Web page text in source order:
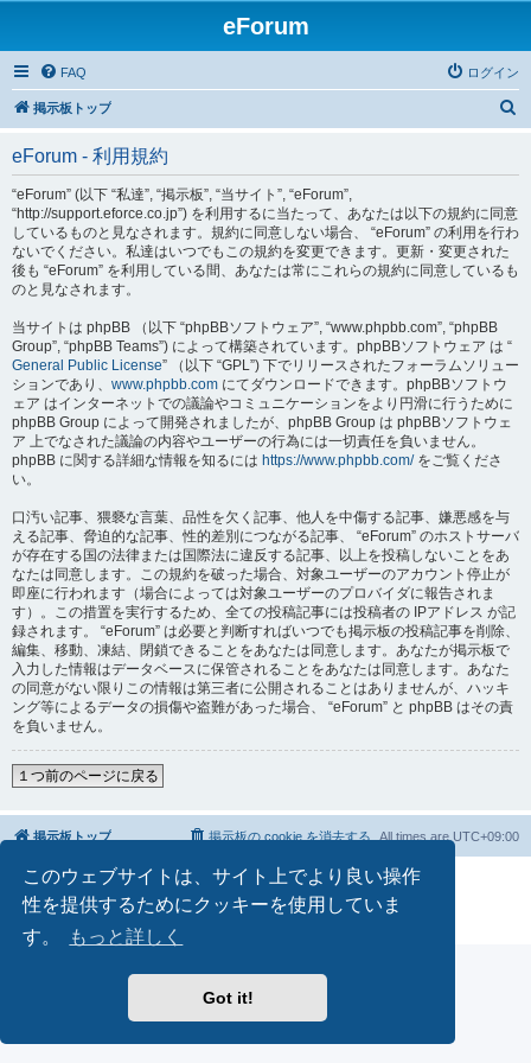
このウェブサイトは、サイト上でより良い操作
性を提供するためにクッキーを使用していま
す。
もっと詳しく
Got it!
eForum
FAQ ログイン
掲示板トップ
eForum - 利用規約
“eForum” (以下 “私達”, “掲示板”, “当サイト”, “eForum”,
“http://support.eforce.co.jp”) を利用するに当たって、あなたは以下の規約に同意
しているものと見なされます。規約に同意しない場合、 “eForum” の利用を行わ
ないでください。私達はいつでもこの規約を変更できます。更新・変更された
後も “eForum” を利用している間、あなたは常にこれらの規約に同意しているも
のと見なされます。
当サイトは phpBB （以下 “phpBBソフトウェア”, “www.phpbb.com”, “phpBB
Group”, “phpBB Teams”) によって構築されています。phpBBソフトウェア は “
General Public License” （以下 “GPL”) 下でリリースされたフォーラムソリュー
ションであり、 www.phpbb.com にてダウンロードできます。phpBBソフトウ
ェア はインターネットでの議論やコミュニケーションをより円滑に行うために
phpBB Group によって開発されましたが、phpBB Group は phpBBソフトウェ
ア 上でなされた議論の内容やユーザーの行為には一切責任を負いません。
phpBB に関する詳細な情報を知るには https://www.phpbb.com/をご覧くださ
い。
口汚い記事、猥褻な言葉、品性を欠く記事、他人を中傷する記事、嫌悪感を与
える記事、脅迫的な記事、性的差別につながる記事、 “eForum” のホストサーバ
が存在する国の法律または国際法に違反する記事、以上を投稿しないことをあ
なたは同意します。この規約を破った場合、対象ユーザーのアカウント停止が
即座に行われます（場合によっては対象ユーザーのプロバイダに報告されま
す）。この措置を実行するため、全ての投稿記事には投稿者の IPアドレス が記
録されます。 “eForum” は必要と判断すればいつでも掲示板の投稿記事を削除、
編集、移動、凍結、閉鎖できることをあなたは同意します。あなたが掲示板で
入力した情報はデータベースに保管されることをあなたは同意します。あなた
の同意がない限りこの情報は第三者に公開されることはありませんが、ハッキ
ング等によるデータの損傷や盗難があった場合、 “eForum” と phpBB はその責
を負いません。
１つ前のページに戻る
掲示板トップ All times are UTC+09:00
掲示板の cookie を消去する
Powered byphpBB® Forum Software © phpBB Limited
Japanese translation principally by ocean